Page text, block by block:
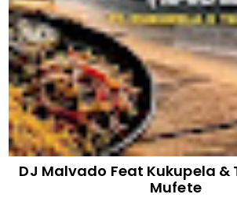
DJ Malvado Feat Kukupela &
Mufete